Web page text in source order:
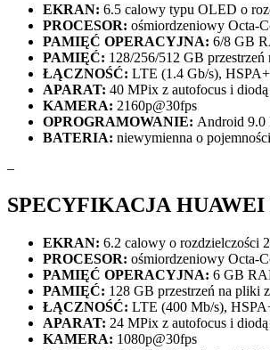
EKRAN: 6.5 calowy typu OLED o
PROCESOR: ośmiordzeniowy Octa-
PAMIĘĆ OPERACYJNA: 6/8 GB
PAMIĘĆ: 128/256/512 GB
ŁĄCZNOŚĆ: LTE (1.4 Gb/s),
APARAT: 40 MPix z autofocus i
KAMERA: 2160p@30fps
OPROGRAMOWANIE: Android 9.0
BATERIA: niewymienna o
–
SPECYFIKACJA HUAWEI
EKRAN: 6.2 calowy o rozdzielczości
PROCESOR: ośmiordzeniowy Octa-
PAMIĘĆ OPERACYJNA: 6 GB
PAMIĘĆ: 128 GB przestrzeń na pliki
ŁĄCZNOŚĆ: LTE (400 Mb/s),
APARAT: 24 MPix z autofocus i
KAMERA: 1080p@30fps